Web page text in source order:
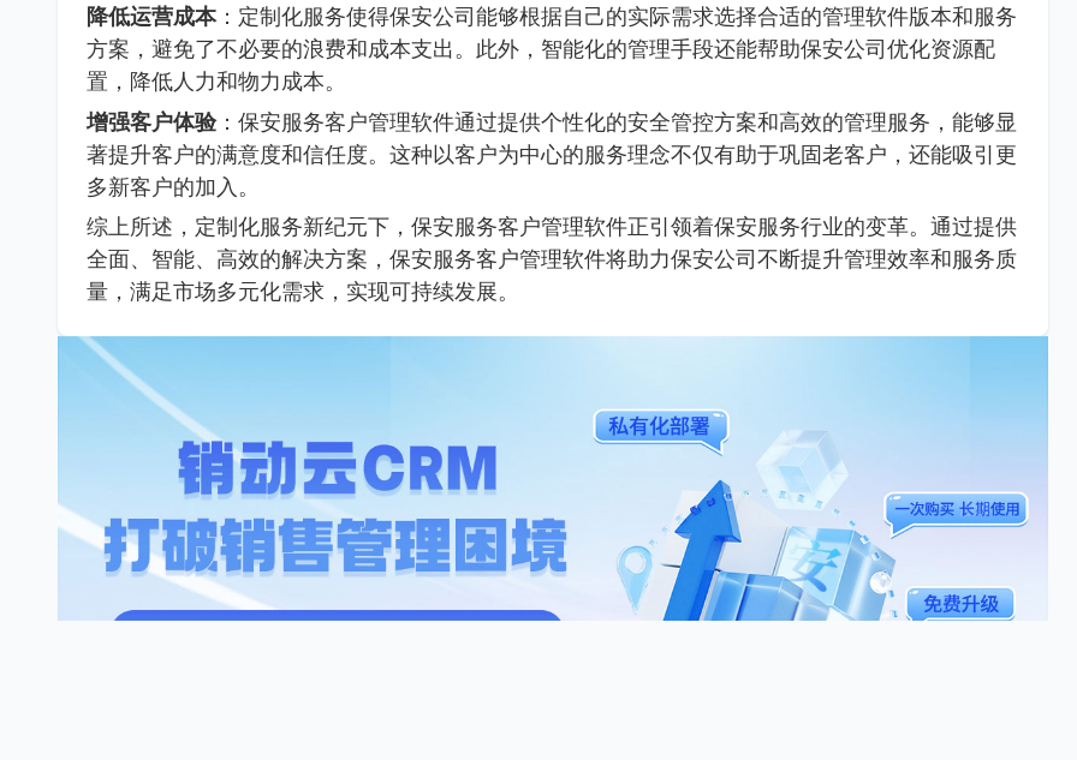
降低运营成本：定制化服务使得保安公司能够根据自己的实际需求选择合适的管理软件版本和服务
方案，避免了不必要的浪费和成本支出。此外，智能化的管理手段还能帮助保安公司优化资源配
置，降低人力和物力成本。
增强客户体验：保安服务客户管理软件通过提供个性化的安全管控方案和高效的管理服务，能够显
著提升客户的满意度和信任度。这种以客户为中心的服务理念不仅有助于巩固老客户，还能吸引更
多新客户的加入。
综上所述，定制化服务新纪元下，保安服务客户管理软件正引领着保安服务行业的变革。通过提供
全面、智能、高效的解决方案，保安服务客户管理软件将助力保安公司不断提升管理效率和服务质
量，满足市场多元化需求，实现可持续发展。